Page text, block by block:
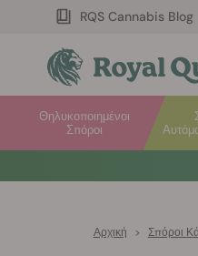
RQS Cannabis Blog
Θηλυκοποιημένοι
Σπόροι
Αρχική > Σπόροι